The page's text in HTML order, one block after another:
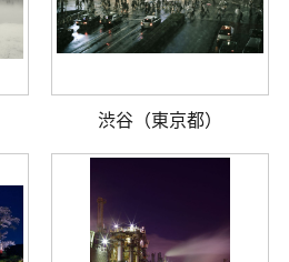
渋谷（東京都）